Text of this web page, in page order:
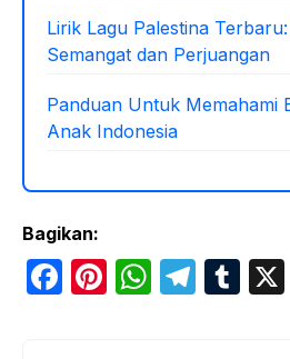
Lirik Lagu Palestina
Semangat dan Perjuangan
Panduan Untuk Memahami
Anak Indonesia
Bagikan:
F
Pi W T
T